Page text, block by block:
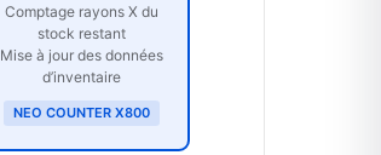
Comptage rayons X du
stock restant
Mise à jour des données
d’inventaire
NEO COUNTER X800